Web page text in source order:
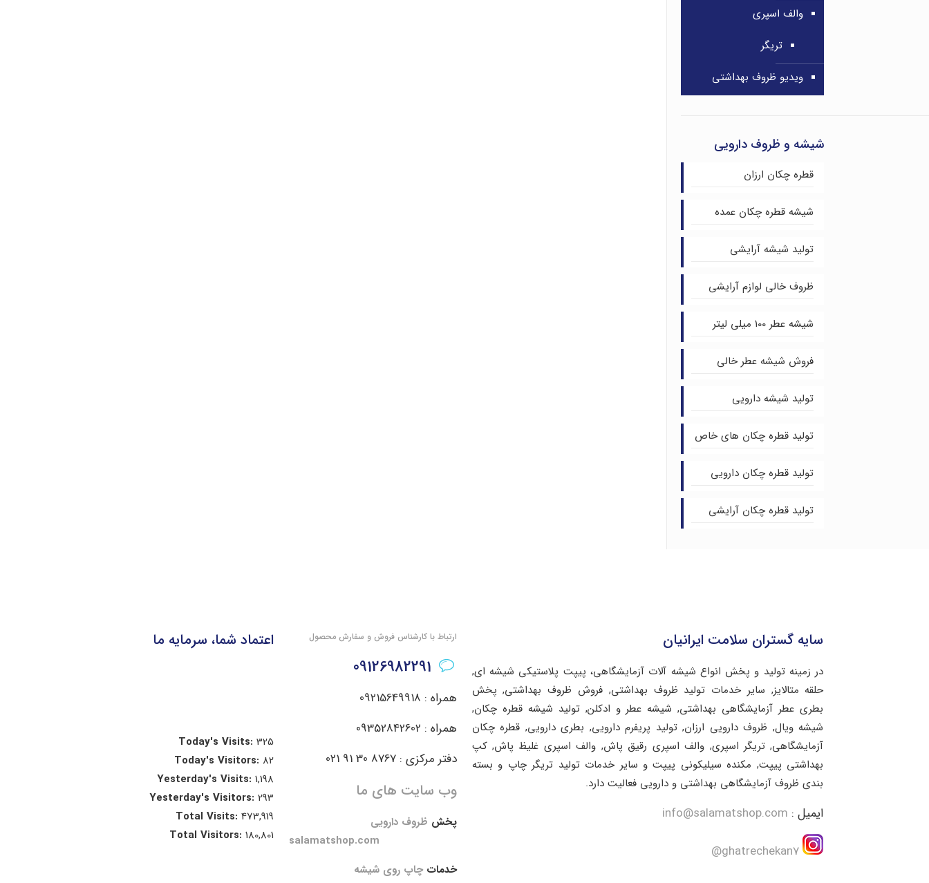
والف اسپری
تریگر
ویدیو ظروف بهداشتی
شیشه و ظروف دارویی
قطره چکان ارزان
شیشه قطره چکان عمده
تولید شیشه آرایشی
ظروف خالی لوازم آرایشی
شیشه عطر 100 میلی لیتر
فروش شیشه عطر خالی
تولید شیشه دارویی
تولید قطره چکان های خاص
تولید قطره چکان دارویی
تولید قطره چکان آرایشی
سایه گستران سلامت ایرانیان
در زمینه تولید و پخش انواع شیشه آلات آزمایشگاهی، پیپت پلاستیکی شیشه ای,
حلقه متالایز, سایر خدمات تولید ظروف بهداشتی, فروش ظروف بهداشتی, پخش
بطری عطر آزمایشگاهی بهداشتی, شیشه عطر و ادکلن, تولید شیشه قطره چکان,
شیشه ویال, ظروف دارویی ارزان, تولید پریفرم دارویی, بطری دارویی, قطره چکان
آزمایشگاهی, تریگر اسپری, والف اسپری رقیق پاش, والف اسپری غلیظ پاش, کپ
بهداشتی پیپت, مکنده سیلیکونی پیپت و سایر خدمات تولید تریگر چاپ و بسته
بندی ظروف آزمایشگاهی بهداشتی و دارویی فعالیت دارد.
ایمیل : info@salamatshop.com
ghatrechekan7@
ارتباط با کارشناس فروش و سفارش محصول
همراه : 09215649918
همراه : 09352842602
دفتر مرکزی : 8767 30 91 021
وب سایت های ما
پخش ظروف دارویی
salamatshop.com
خدمات چاپ روی شیشه
اعتماد شما، سرمایه ما
Today's Visits:325
Today's Visitors: 82
Yesterday's Visits:1,198
Yesterday's Visitors:293
Total Visits:473,919
Total Visitors:180,801